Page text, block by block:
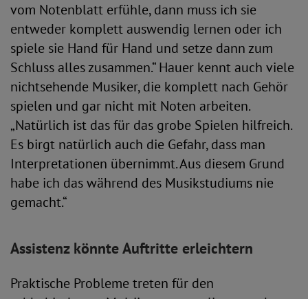
vom Notenblatt erfühle, dann muss ich sie
entweder komplett auswendig lernen oder ich
spiele sie Hand für Hand und setze dann zum
Schluss alles zusammen.“ Hauer kennt auch viele
nichtsehende Musiker, die komplett nach Gehör
spielen und gar nicht mit Noten arbeiten.
„Natürlich ist das für das grobe Spielen hilfreich.
Es birgt natürlich auch die Gefahr, dass man
Interpretationen übernimmt. Aus diesem Grund
habe ich das während des Musikstudiums nie
gemacht.“
Assistenz könnte Auftritte erleichtern
Praktische Probleme treten für den